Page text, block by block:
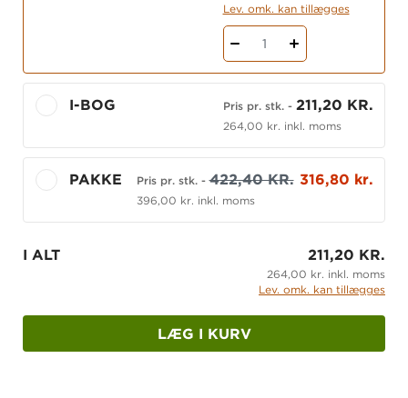
Lev. omk. kan tillægges
1
I-BOG Pris pr. stk.- 211,20 KR.
264,00 kr. inkl. moms
PAKKE Pris pr. stk.-422,40 KR. 316,80 kr.
396,00 kr. inkl. moms
I ALT 211,20 KR.
264,00 kr. inkl. moms
Lev. omk. kan tillægges
LÆG I KURV